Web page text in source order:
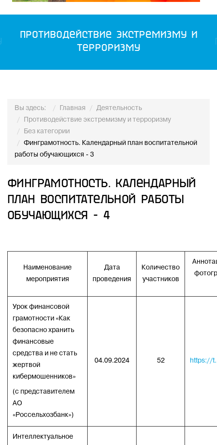
Противодействие экстремизму и
терроризму
Вы здесь: Главная
Деятельность
Противодействие экстремизму и терроризму
Без категории
Финграмотность. Календарный план воспитательной
работы обучающихся - 3
Финграмотность. Календарный
план воспитательной работы
обучающихся - 4
Наименование
мероприятия
Дата
проведения
Количество
участников
Урок финансовой
грамотности «Как
безопасно хранить
финансовые
средства и не стать
жертвой
кибермошенников»
(с представителем
АО
«Россельхозбанк»)
04.09.2024 52 https://
Интеллектуальное